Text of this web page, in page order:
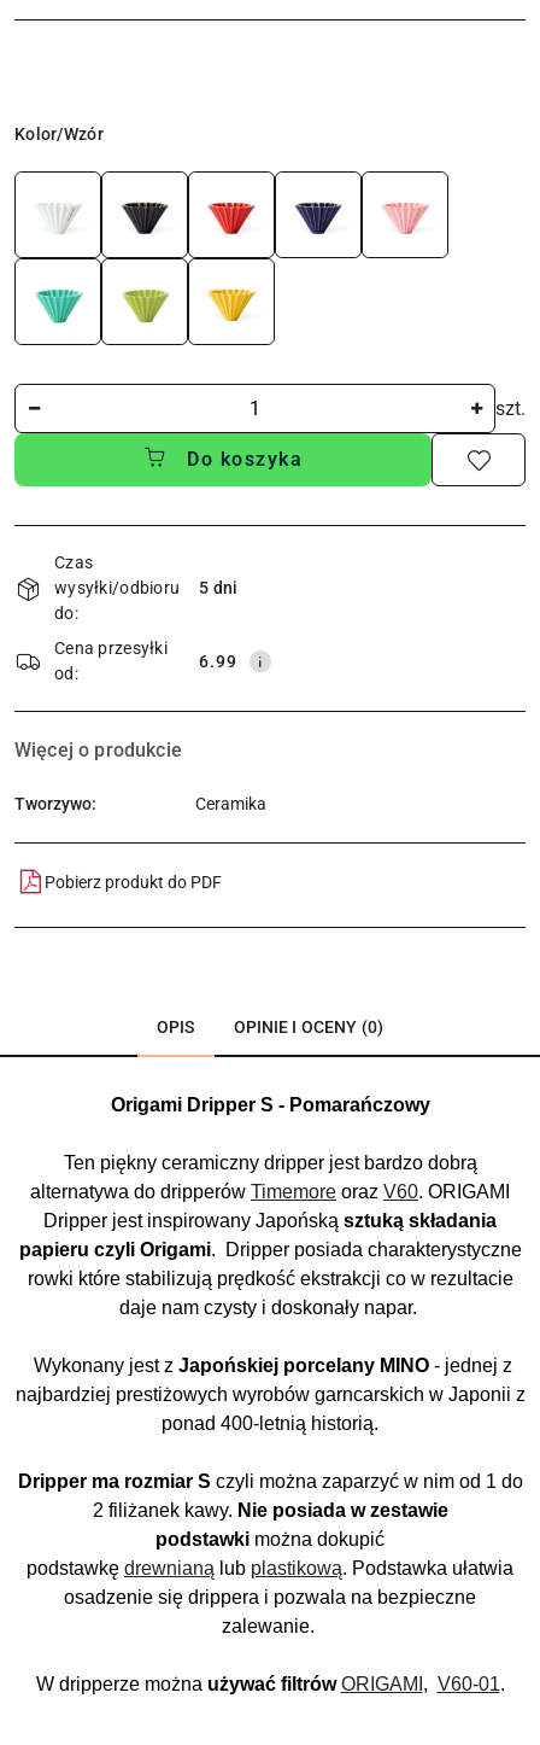
Wariant
Kolor/Wzór
szt.
Do koszyka
Dostępność
i
dostawa
Czas
wysyłki/odbioru
do:
5 dni
Cena przesyłki
od:
6.99
Więcej o produkcie
Tworzywo: Ceramika
Pobierz produkt do PDF
OPIS OPINIE I OCENY (0)
Origami Dripper S - Pomarańczowy
Ten piękny ceramiczny dripper jest bardzo dobrą
alternatywa do dripperów Timemore oraz V60. ORIGAMI
Dripper jest inspirowany Japońską sztuką składania
papieru czyli Origami. Dripper posiada charakterystyczne
rowki które stabilizują prędkość ekstrakcji co w rezultacie
daje nam czysty i doskonały napar.
Wykonany jest z Japońskiej porcelany MINO- jednej z
najbardziej prestiżowych wyrobów garncarskich w Japonii z
ponad 400-letnią historią.
Dripper ma rozmiar S czyli można zaparzyć w nim od 1 do
2 filiżanek kawy. Nie posiada w zestawie
podstawki można dokupić
podstawkę drewnianą lub plastikową. Podstawka ułatwia
osadzenie się drippera i pozwala na bezpieczne
zalewanie.
W dripperze można używać filtrów ORIGAMI , V60-01.